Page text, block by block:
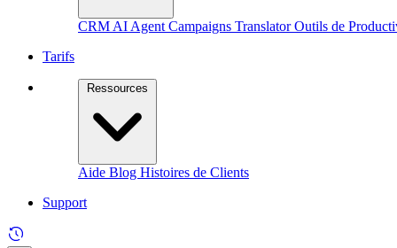
CRM AI Agent Campaigns TranslatorOutils de
Tarifs
Ressources
Aide Blog Histoires de Clients
Support